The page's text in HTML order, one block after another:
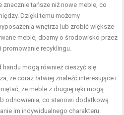
znacznie tańsze niż nowe meble, co
Dzięki temu możemy
wnętrza lub zrobić większe
meble, dbamy o środowisko przez
i promowanie recyklingu.
mogą również cieszyć się
że coraz łatwiej znaleźć interesujące i
że meble z drugiej ręki mogą
odnowienia, co stanowi dodatkową
im indywidualnego charakteru.